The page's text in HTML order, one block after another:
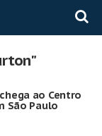
chega ao Centro
São Paulo